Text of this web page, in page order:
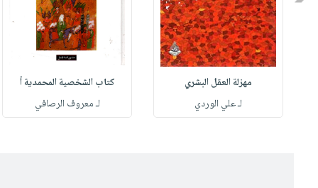
مهزلة العقل البشري
لـ علي الوردي
كتاب الشخصية المحمدية أ
لـ معروف الرصافي